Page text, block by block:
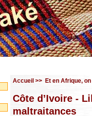
Accueil >> Et en Afrique,
Côte d’Ivoire -
maltraitances